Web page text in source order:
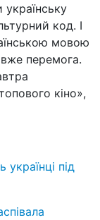
код. І
мовою
перемога.
кіно»,
під